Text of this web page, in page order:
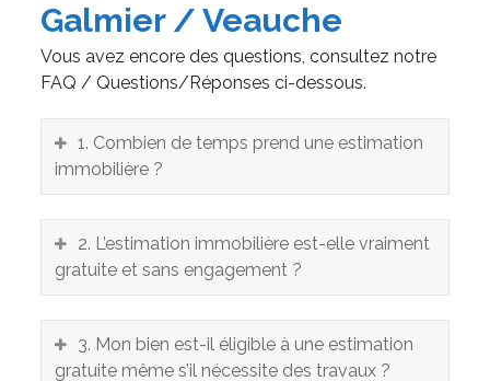
Galmier / Veauche
Vous avez encore des questions, consultez notre
FAQ / Questions/Réponses ci-dessous.
1. Combien de temps prend une estimation
immobilière ?
2. L’estimation immobilière est-elle vraiment
gratuite et sans engagement ?
3. Mon bien est-il éligible à une estimation
gratuite même s’il nécessite des travaux ?